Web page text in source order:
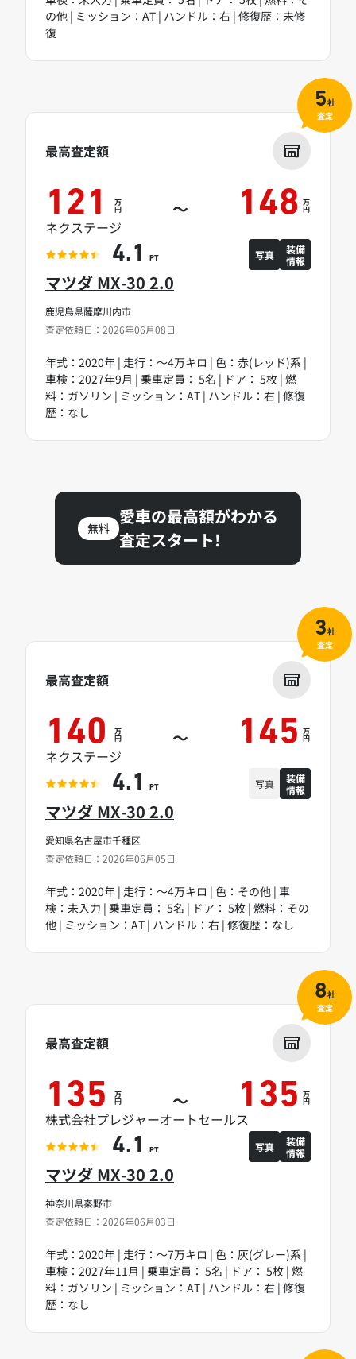
の他 | ミッション：AT | ハンドル：右 | 修復歴：未修
復
鹿児島県薩摩川内市
査定依頼日：2026年06月08日
マツダ MX-30 2.0
年式：2020年 | 走行：～4万キロ | 色：赤(レッド)系 |
車検：2027年9月 | 乗車定員： 5名 | ドア： 5枚 | 燃
料：ガソリン | ミッション：AT | ハンドル：右 | 修復
歴：なし
最高査定額
121 万
円 ～ 148 万
円
ネクステージ
4.1 PT 写真
装備
情報
5社
査定
無料
愛車の最高額がわかる
査定スタート!
愛知県名古屋市千種区
査定依頼日：2026年06月05日
マツダ MX-30 2.0
年式：2020年 | 走行：～4万キロ | 色：その他 | 車
検：未入力 | 乗車定員： 5名 | ドア： 5枚 | 燃料：その
他 | ミッション：AT | ハンドル：右 | 修復歴：なし
最高査定額
140 万
円 ～ 145 万
円
ネクステージ
4.1 PT 写真
装備
情報
3社
査定
神奈川県秦野市
査定依頼日：2026年06月03日
マツダ MX-30 2.0
年式：2020年 | 走行：～7万キロ | 色：灰(グレー)系 |
車検：2027年11月 | 乗車定員： 5名 | ドア： 5枚 | 燃
料：ガソリン | ミッション：AT | ハンドル：右 | 修復
歴：なし
最高査定額
135 万
円 ～ 135 万
円
株式会社プレジャーオートセールス
4.1 PT 写真
装備
情報
8社
査定